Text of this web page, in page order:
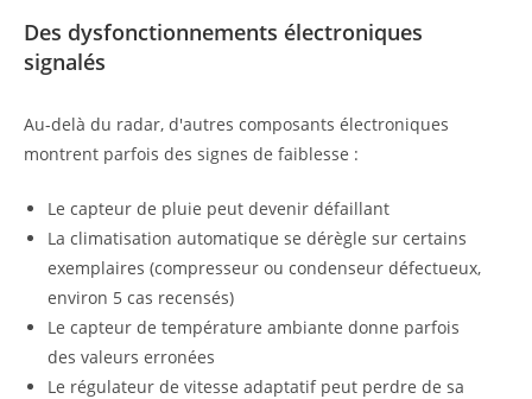
Des dysfonctionnements électroniques
signalés
Au-delà du radar, d'autres composants électroniques
montrent parfois des signes de faiblesse :
Le capteur de pluie peut devenir défaillant
La climatisation automatique se dérègle sur certains
exemplaires (compresseur ou condenseur défectueux,
environ 5 cas recensés)
Le capteur de température ambiante donne parfois
des valeurs erronées
Le régulateur de vitesse adaptatif peut perdre de sa